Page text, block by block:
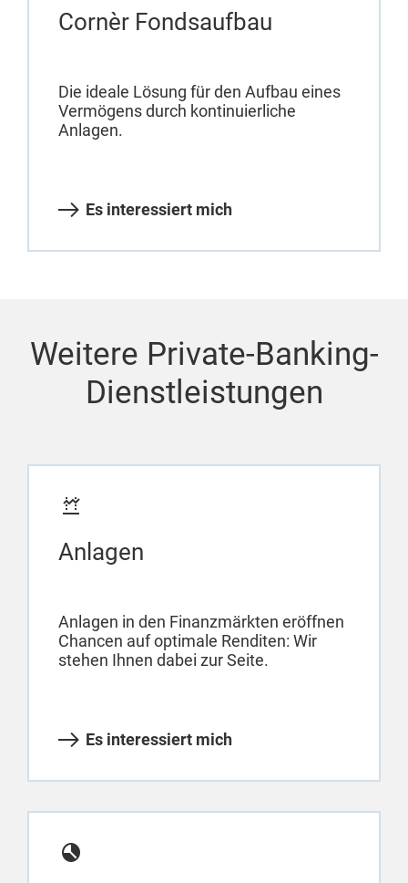
Cornèr Fondsaufbau
Die ideale Lösung für den Aufbau eines
Vermögens durch kontinuierliche
Anlagen.
Es interessiert mich
Weitere Private-Banking-
Dienstleistungen
Anlagen
Anlagen in den Finanzmärkten eröffnen
Chancen auf optimale Renditen: Wir
stehen Ihnen dabei zur Seite.
Es interessiert mich